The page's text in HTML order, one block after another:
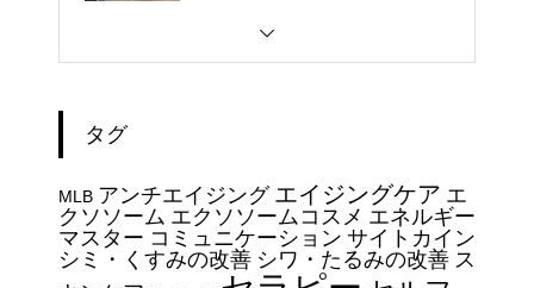
に疲れたときの対処法５選
｜ 心がラクになる考え方
タグ
MLB アンチエイジング エイジングケア エ
クソソーム エクソソームコスメ エネルギー
マスター コミュニケーション サイトカイン
シミ・くすみの改善 シワ・たるみの改善 ス